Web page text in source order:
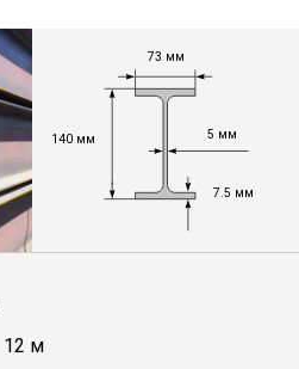
140 мм
73 мм
5 мм
7.5 мм
12 м